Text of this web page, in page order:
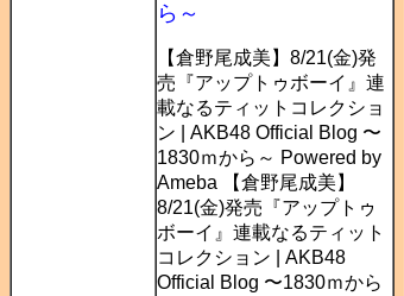
ら～
【倉野尾成美】8/21(金)発
売『アップトゥボーイ』連
載なるティットコレクショ
ン | AKB48 Official Blog 〜
1830ｍから～ Powered by
Ameba 【倉野尾成美】
8/21(金)発売『アップトゥ
ボーイ』連載なるティット
コレクション | AKB48
Official Blog 〜1830ｍから